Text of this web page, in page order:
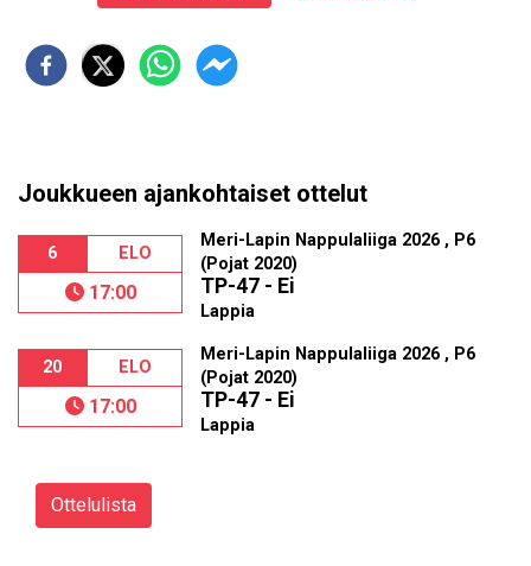
Joukkueen ajankohtaiset ottelut
6 ELO
17:00
Meri-Lapin Nappulaliiga 2026 , P6
(Pojat 2020)
TP-47 - Ei
Lappia
20 ELO
17:00
Meri-Lapin Nappulaliiga 2026 , P6
(Pojat 2020)
TP-47 - Ei
Lappia
Ottelulista